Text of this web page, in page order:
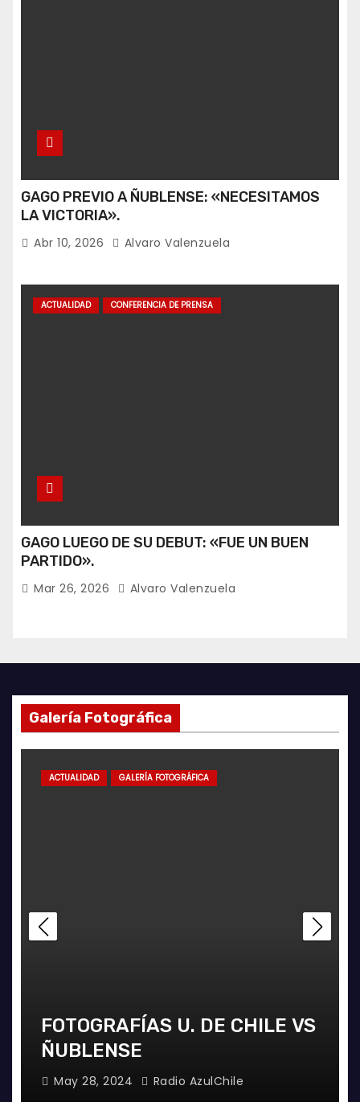
GAGO PREVIO A ÑUBLENSE: «NECESITAMOS
LA VICTORIA».
Abr 10, 2026 Alvaro Valenzuela
ACTUALIDAD CONFERENCIA DE PRENSA
GAGO LUEGO DE SU DEBUT: «FUE UN BUEN
PARTIDO».
Mar 26, 2026 Alvaro Valenzuela
Galería Fotográfica
ACTUALIDAD GALERÍA FOTOGRÁFICA
FOTOGRAFÍAS U. DE CHILE VS
ÑUBLENSE
May 28, 2024 Radio AzulChile